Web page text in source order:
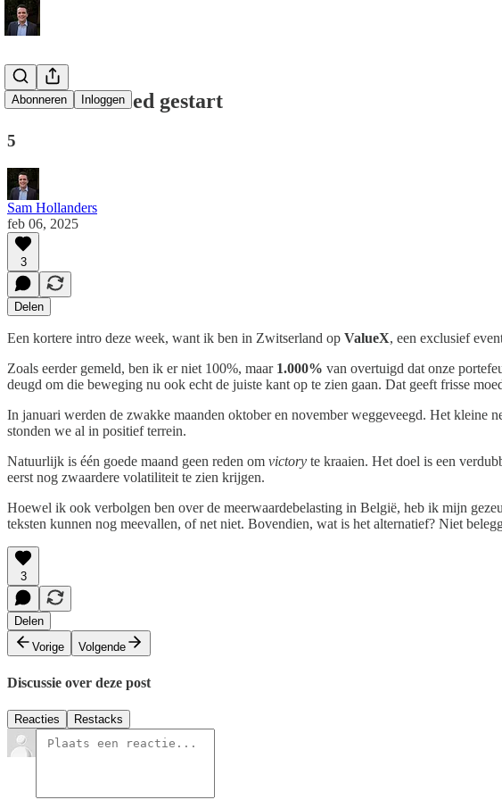
Abonneren Inloggen
Met frisse moed gestart
5
Sam Hollanders
feb 06, 2025
3
Delen
Een kortere intro deze week, want ik ben in Zwitserland op ValueX, een exclusief
Zoals eerder gemeld, ben ik er niet 100%, maar 1.000% van overtuigd dat onze
deugd om die beweging nu ook echt de juiste kant op te zien gaan. Dat geeft frisse
In januari werden de zwakke maanden oktober en november weggeveegd. Het kleine
stonden we al in positief terrein.
Natuurlijk is één goede maand geen reden om victory te kraaien. Het doel is een
eerst nog zwaardere volatiliteit te zien krijgen.
Hoewel ik ook verbolgen ben over de meerwaardebelasting in België, heb ik mijn
teksten kunnen nog meevallen, of net niet. Bovendien, wat is het alternatief? Niet
3
Delen
Vorige
Volgende
Discussie over deze post
Reacties Restacks